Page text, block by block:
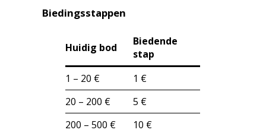
Biedingsstappen
Huidig bod
Biedende
stap
1 – 20 €
1 €
20 – 200 €
5 €
200 – 500 €
10 €